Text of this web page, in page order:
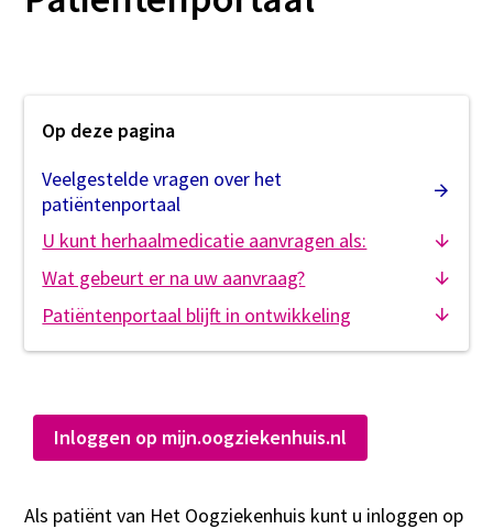
Op deze pagina
Veelgestelde vragen over het
patiëntenportaal
U kunt herhaalmedicatie aanvragen als:
Wat gebeurt er na uw aanvraag?
Patiëntenportaal blijft in ontwikkeling
Inloggen op mijn.oogziekenhuis.nl
Als patiënt van Het Oogziekenhuis kunt u inloggen op